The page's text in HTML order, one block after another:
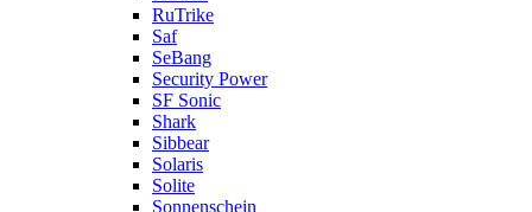
RuTrike
Saf
SeBang
Security Power
SF Sonic
Shark
Sibbear
Solaris
Solite
Sonnenschein